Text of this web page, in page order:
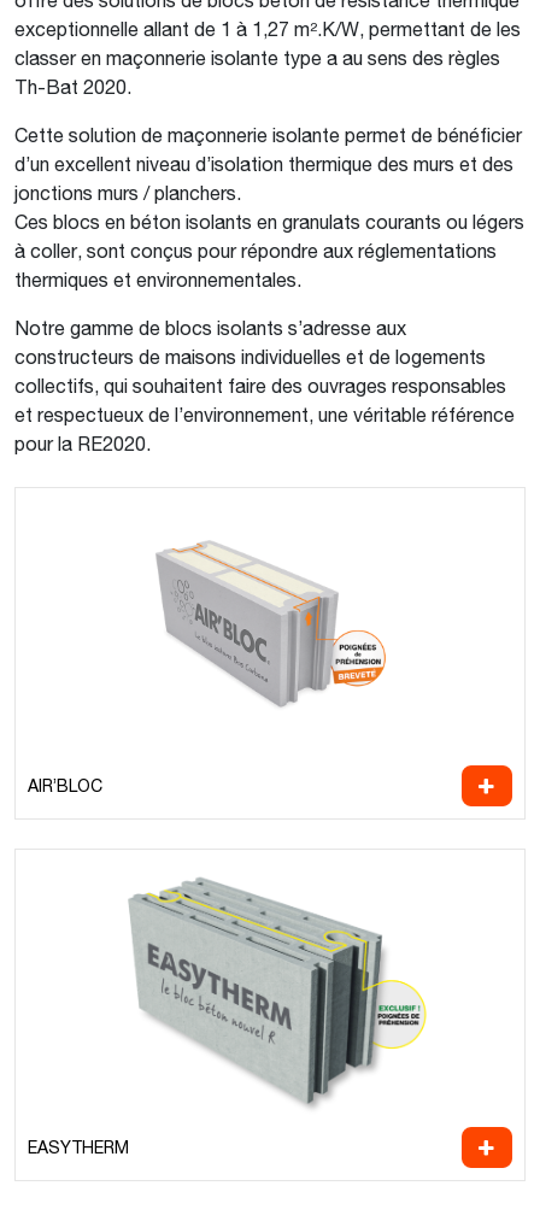
exceptionnelle allant de 1 à 1,27 m².K/W, permettant de les
classer en maçonnerie isolante type a au sens des règles
Th-Bat 2020.
Cette solution de maçonnerie isolante permet de bénéficier
d’un excellent niveau d’isolation thermique des murs et des
jonctions murs / planchers.
Ces blocs en béton isolants en granulats courants ou légers
à coller, sont conçus pour répondre aux réglementations
thermiques et environnementales.
Notre gamme de blocs isolants s’adresse aux
constructeurs de maisons individuelles et de logements
collectifs, qui souhaitent faire des ouvrages responsables
et respectueux de l’environnement, une véritable référence
pour la RE2020.
AIR’BLOC
EASYTHERM